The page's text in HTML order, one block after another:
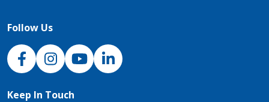
Follow Us
NJH Facebook
InstagramNJH YouTube
NJH LinkedIn
Keep In Touch